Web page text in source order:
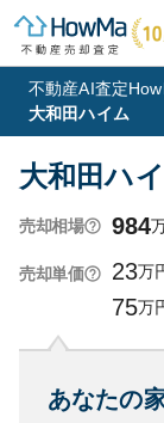
不動産AI査定
大和田ハイム
大和田ハ
売却相場 984
売却単価 23万
75万
あなたの